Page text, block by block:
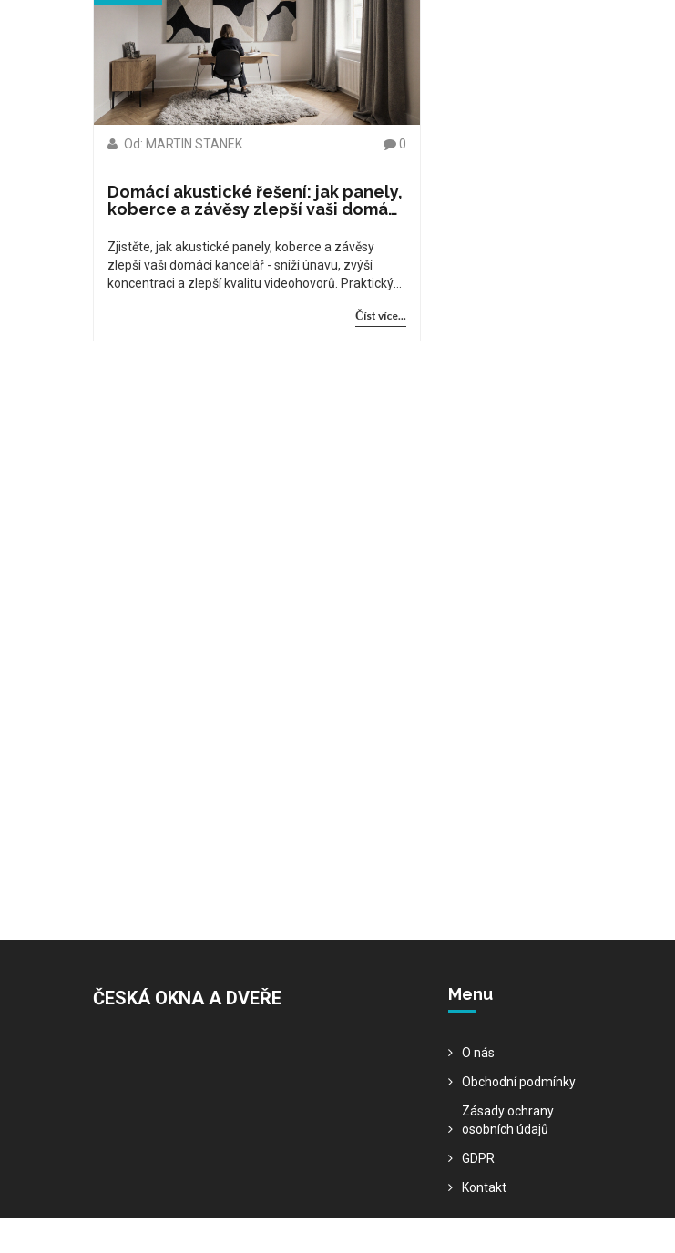
Od: MARTIN STANEK 0
Domácí akustické řešení: jak panely,
koberce a závěsy zlepší vaši domácí
Zjistěte, jak akustické panely, koberce a závěsy
zlepší vaši domácí kancelář - sníží únavu, zvýší
koncentraci a zlepší kvalitu videohovorů. Praktický
Číst více...
ČESKÁ OKNA A DVEŘE Menu
O nás
Obchodní podmínky
Zásady ochrany
osobních údajů
GDPR
Kontakt